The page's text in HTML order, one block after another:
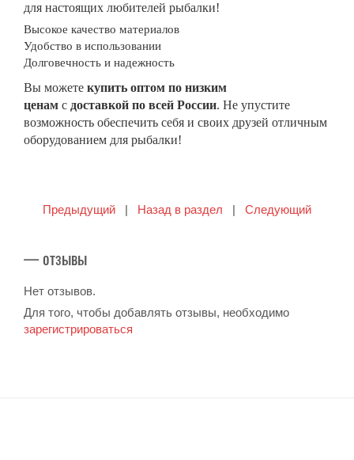
для настоящих любителей рыбалки!
Высокое качество материалов
Удобство в использовании
Долговечность и надежность
Вы можете купить оптом по низким
ценам с доставкой по всей России. Не упустите
возможность обеспечить себя и своих друзей отличным
оборудованием для рыбалки!
Предыдущий | Назад в раздел | Следующий
— отзывы
Нет отзывов.
Для того, чтобы добавлять отзывы, необходимо
зарегистрироваться